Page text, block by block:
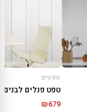
טפטים
טפט פנלים לבנים
₪679